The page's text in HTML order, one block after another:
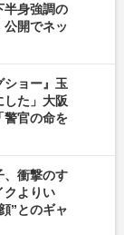
半身強調の
公開でネッ
ショー』玉
した」大阪
警官の命を
、衝撃のす
クよりい
”とのギャ